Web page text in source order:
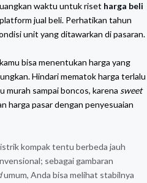
waktu untuk riset harga beli
jual beli. Perhatikan tahun
unit yang ditawarkan di pasaran.
bisa menentukan harga yang
Hindari mematok harga terlalu
sampai boncos, karena sweet
harga pasar dengan penyesuaian
kompak tentu berbeda jauh
sebagai gambaran
umum, Anda bisa melihat stabilnya